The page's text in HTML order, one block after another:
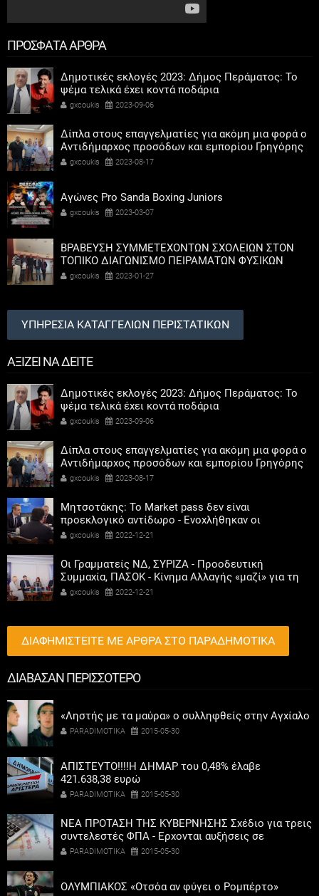
ΠΡΟΣΦΑΤΑ ΑΡΘΡΑ
Δημοτικές εκλογές 2023: Δήμος Περάματος: Το
ψέμα τελικά έχει κοντά ποδάρια
gxcoukis 2023-09-06
Δίπλα στους επαγγελματίες για ακόμη μια φορά ο
Αντιδήμαρχος προσόδων και εμπορίου Γρηγόρης
Καψοκόλης
gxcoukis 2023-08-17
Αγώνες Pro Sanda Boxing Juniors
gxcoukis 2023-03-07
ΒΡΑΒΕΥΣΗ ΣΥΜΜΕΤΕΧΟΝΤΩΝ ΣΧΟΛΕΙΩΝ ΣΤΟΝ
ΤΟΠΙΚΟ ΔΙΑΓΩΝΙΣΜΟ ΠΕΙΡΑΜΑΤΩΝ ΦΥΣΙΚΩΝ
ΕΠΙΣΤΗΜΩΝ
gxcoukis 2023-01-27
ΥΠΗΡΕΣΙΑ ΚΑΤΑΓΓΕΛΙΩΝ ΠΕΡΙΣΤΑΤΙΚΩΝ
ΑΞΙΖΕΙ ΝΑ ΔΕΙΤΕ
Δημοτικές εκλογές 2023: Δήμος Περάματος: Το
ψέμα τελικά έχει κοντά ποδάρια
gxcoukis 2023-09-06
Δίπλα στους επαγγελματίες για ακόμη μια φορά ο
Αντιδήμαρχος προσόδων και εμπορίου Γρηγόρης
Καψοκόλης
gxcoukis 2023-08-17
Μητσοτάκης: Το Market pass δεν είναι
προεκλογικό αντίδωρο - Ενοχλήθηκαν οι
αριστεροί του χαβιαριού
gxcoukis 2022-12-21
Οι Γραμματείς ΝΔ, ΣΥΡΙΖΑ - Προοδευτική
Συμμαχία, ΠΑΣΟΚ - Κίνημα Αλλαγής «μαζί» για τη
συμμετοχή των γυναικών στην πολιτική
gxcoukis 2022-12-21
ΔΙΑΦΗΜΙΣΤΕΙΤΕ ΜΕ ΑΡΘΡΑ ΣΤΟ ΠΑΡΑΔΗΜΟΤΙΚΑ
ΔΙΑΒΑΣΑΝ ΠΕΡΙΣΣΟΤΕΡΟ
«Ληστής με τα μαύρα» ο συλληφθείς στην Αγχίαλο
PARADIMOTIKA 2015-05-30
ΑΠΙΣΤΕΥΤΟ!!!!Η ΔΗΜΑΡ του 0,48% έλαβε
421.638,38 ευρώ
PARADIMOTIKA 2015-05-30
ΝΕΑ ΠΡΟΤΑΣΗ ΤΗΣ ΚΥΒΕΡΝΗΣΗΣ Σχέδιο για τρεις
συντελεστές ΦΠΑ - Ερχονται αυξήσεις σε
προϊόντα και υπηρεσίες
PARADIMOTIKA 2015-05-30
ΟΛΥΜΠΙΑΚΟΣ «Οτσόα αν φύγει ο Ρομπέρτο»